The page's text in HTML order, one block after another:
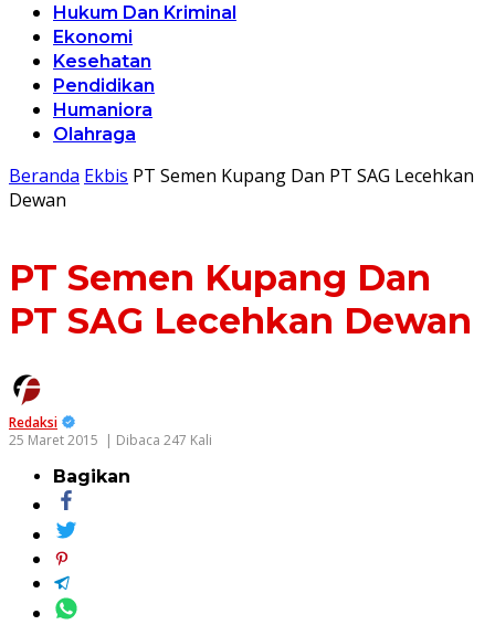
Hukum Dan Kriminal
Ekonomi
Kesehatan
Pendidikan
Humaniora
Olahraga
Beranda Ekbis PT Semen Kupang Dan PT SAG Lecehkan
Dewan
PT Semen Kupang Dan
PT SAG Lecehkan Dewan
Redaksi
25 Maret 2015 | Dibaca 247 Kali
Bagikan